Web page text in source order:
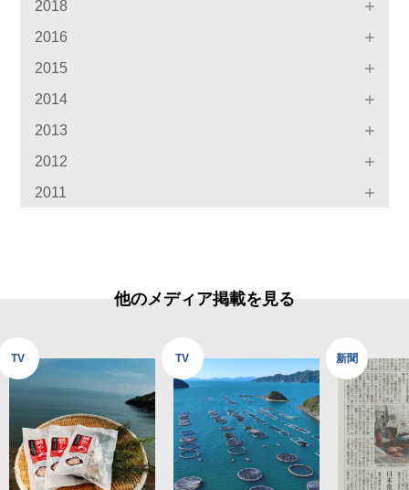
2018
2016
2015
2014
2013
2012
2011
他のメディア掲載を見る
TV TV 新聞